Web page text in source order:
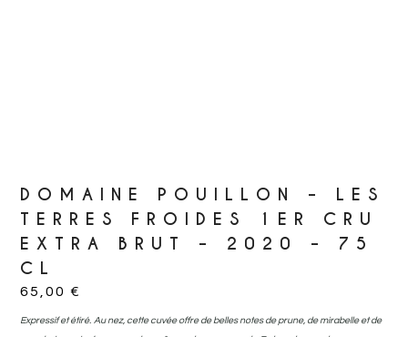
DOMAINE POUILLON – LES
TERRES FROIDES 1ER CRU
EXTRA BRUT – 2020 – 75
CL
65,00€
Expressif et étiré. Au nez, cette cuvée offre de belles notes de prune, de mirabelle et de